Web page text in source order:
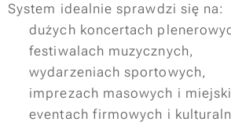
System idealnie sprawdzi się na:
✔ dużych koncertach
✔ festiwalach muzycznych,
✔ wydarzeniach sportowych,
✔ imprezach masowych i
✔ eventach firmowych i